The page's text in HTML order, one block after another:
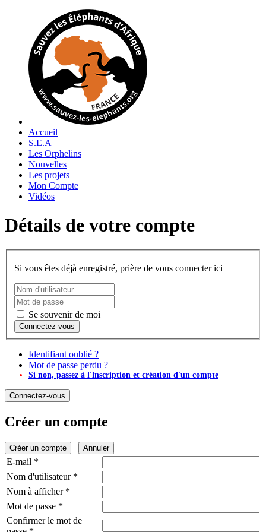
Accueil
S.E.A
Les Orphelins
Nouvelles
Les projets
Mon Compte
Vidéos
Détails de votre compte
Si vous êtes déjà enregistré, prière de vous connecter ici
Se souvenir de moi
Identifiant oublié ?
Mot de passe perdu ?
Si non, passez à l'lnscription et création d'un compte
Connectez-vous
Créer un compte
Créer un compte Annuler
E-mail *
Nom d'utilisateur *
Nom à afficher *
Mot de passe *
Confirmer le mot de